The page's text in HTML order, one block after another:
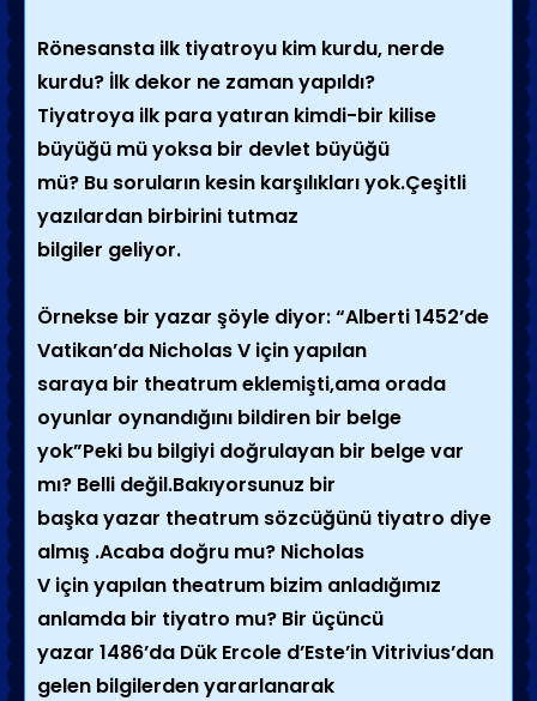
Rönesansta ilk tiyatroyu kim kurdu, nerde
kurdu? İlk dekor ne zaman yapıldı?
Tiyatroya ilk para yatıran kimdi-bir kilise
büyüğü mü yoksa bir devlet büyüğü
mü? Bu soruların kesin karşılıkları yok.Çeşitli
yazılardan birbirini tutmaz
bilgiler geliyor.
Örnekse bir yazar şöyle diyor: “Alberti 1452’de
Vatikan’da Nicholas V için yapılan
saraya bir theatrum eklemişti,ama orada
oyunlar oynandığını bildiren bir belge
yok”Peki bu bilgiyi doğrulayan bir belge var
mı? Belli değil.Bakıyorsunuz bir
başka yazar theatrum sözcüğünü tiyatro diye
almış .Acaba doğru mu? Nicholas
V için yapılan theatrum bizim anladığımız
anlamda bir tiyatro mu? Bir üçüncü
yazar 1486’da Dük Ercole d’Este’in Vitrivius’dan
gelen bilgilerden yararlanarak